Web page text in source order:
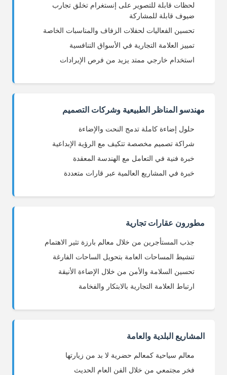
لحظات قابلة للتصوير على إنستغرام تخلق تجارب
ضيوف قابلة للمشاركة
تحسين الفعاليات لحفلات الزفاف والمناسبات الخاصة
تمييز العلامة التجارية في الأسواق التنافسية
استخدام خارجي ممتد يزيد من فرص الإيرادات
مهندسو المناظر الطبيعية وشركات التصميم
حلول إضاءة كاملة تدمج النحت والإضاءة
شراكة تصميم مخصصة تتكيف مع الرؤية الإبداعية
خبرة فنية في التعامل مع الهندسة المعقدة
خبرة في المشاريع العالمية عبر قارات متعددة
مطورون عقارات تجارية
جذب المستأجرين من خلال معالم بارزة تثير الاهتمام
تنشيط المساحات العامة بتحويل الساحات الفارغة
تحسين السلامة والأمن من خلال الإضاءة الأنيقة
ارتباط العلامة التجارية بالابتكار والفخامة
المشاريع البلدية والعامة
معالم سياحية كمعالم حضرية لا بد من زيارتها
فخر مجتمعي من خلال الفن العام الحديث